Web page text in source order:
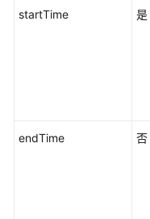
startTime 是
endTime 否